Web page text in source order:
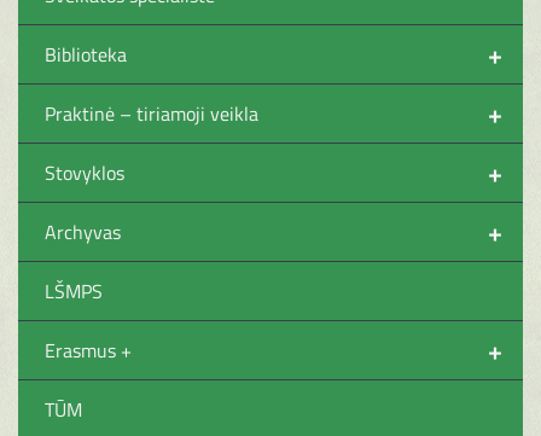
+
Biblioteka
+
Praktinė – tiriamoji veikla
+
Stovyklos
+
Archyvas
LŠMPS
+
Erasmus +
TŪM